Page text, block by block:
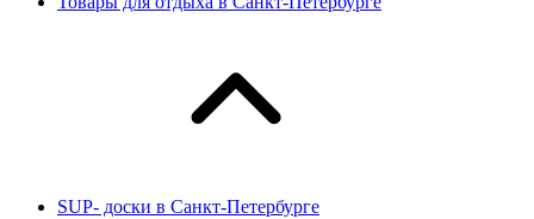
SUP- доски в Санкт-Петербурге